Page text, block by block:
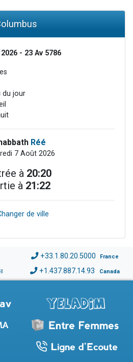
- 23 Av 5786
du jour
Réé
7 Août 2026
à 20:20
à 21:22
de ville
+33.1.80.20.5000 France
+1.437.887.14.93 Canada